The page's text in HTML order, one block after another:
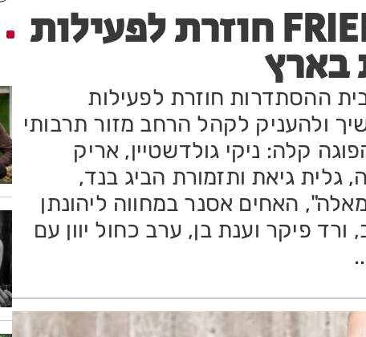
רשת מועדוני FRIENDS חוזרת לפעילות
בארץ
ההסתדרות חוזרת לפעילות
ולהעניק לקהל הרחב מזור תרבותי
קלה: ניקי גולדשטיין, אריק
איציק קלה, גלית גיאת ותזמורת הביג בנד,
האחים אסנר במחווה ליהונתן
פיקר וענת בן, ערב כחול יוון עם